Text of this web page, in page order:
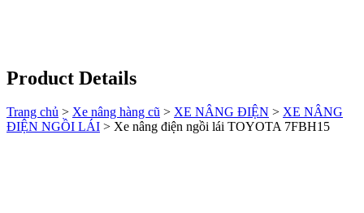
Product Details
Trang chủ > Xe nâng hàng cũ > XE NÂNG ĐIỆN > XE NÂNG
ĐIỆN NGỒI LÁI > Xe nâng điện ngồi lái TOYOTA 7FBH15